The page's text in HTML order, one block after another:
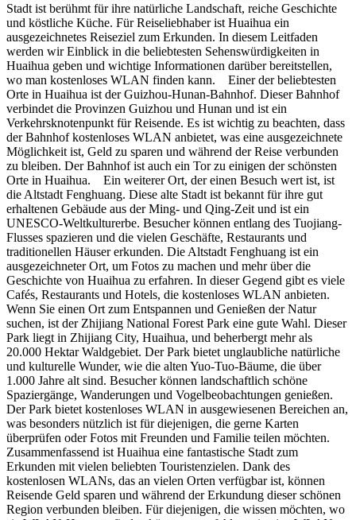
Stadt ist berühmt für ihre natürliche Landschaft, reiche Geschichte
und köstliche Küche. Für Reiseliebhaber ist Huaihua ein
ausgezeichnetes Reiseziel zum Erkunden. In diesem Leitfaden
werden wir Einblick in die beliebtesten Sehenswürdigkeiten in
Huaihua geben und wichtige Informationen darüber bereitstellen,
wo man kostenloses WLAN finden kann. Einer der beliebtesten
Orte in Huaihua ist der Guizhou-Hunan-Bahnhof. Dieser Bahnhof
verbindet die Provinzen Guizhou und Hunan und ist ein
Verkehrsknotenpunkt für Reisende. Es ist wichtig zu beachten, dass
der Bahnhof kostenloses WLAN anbietet, was eine ausgezeichnete
Möglichkeit ist, Geld zu sparen und während der Reise verbunden
zu bleiben. Der Bahnhof ist auch ein Tor zu einigen der schönsten
Orte in Huaihua. Ein weiterer Ort, der einen Besuch wert ist, ist
die Altstadt Fenghuang. Diese alte Stadt ist bekannt für ihre gut
erhaltenen Gebäude aus der Ming- und Qing-Zeit und ist ein
UNESCO-Weltkulturerbe. Besucher können entlang des Tuojiang-
Flusses spazieren und die vielen Geschäfte, Restaurants und
traditionellen Häuser erkunden. Die Altstadt Fenghuang ist ein
ausgezeichneter Ort, um Fotos zu machen und mehr über die
Geschichte von Huaihua zu erfahren. In dieser Gegend gibt es viele
Cafés, Restaurants und Hotels, die kostenloses WLAN anbieten.
Wenn Sie einen Ort zum Entspannen und Genießen der Natur
suchen, ist der Zhijiang National Forest Park eine gute Wahl. Dieser
Park liegt in Zhijiang City, Huaihua, und beherbergt mehr als
20.000 Hektar Waldgebiet. Der Park bietet unglaubliche natürliche
und kulturelle Wunder, wie die alten Yuo-Tuo-Bäume, die über
1.000 Jahre alt sind. Besucher können landschaftlich schöne
Spaziergänge, Wanderungen und Vogelbeobachtungen genießen.
Der Park bietet kostenloses WLAN in ausgewiesenen Bereichen an,
was besonders nützlich ist für diejenigen, die gerne Karten
überprüfen oder Fotos mit Freunden und Familie teilen möchten.
Zusammenfassend ist Huaihua eine fantastische Stadt zum
Erkunden mit vielen beliebten Touristenzielen. Dank des
kostenlosen WLANs, das an vielen Orten verfügbar ist, können
Reisende Geld sparen und während der Erkundung dieser schönen
Region verbunden bleiben. Für diejenigen, die wissen möchten, wo